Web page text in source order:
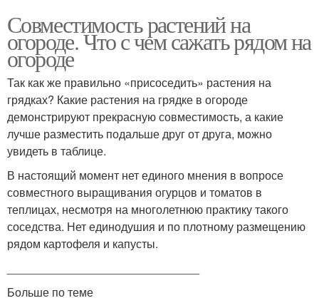
Совместимость растений на
огороде. Что с чем сажать рядом на
огороде
Так как же правильно «присоседить» растения на
грядках? Какие растения на грядке в огороде
демонстрируют прекрасную совместимость, а какие
лучше разместить подальше друг от друга, можно
увидеть в таблице.
В настоящий момент нет единого мнения в вопросе
совместного выращивания огурцов и томатов в
теплицах, несмотря на многолетнюю практику такого
соседства. Нет единодушия и по плотному размещению
рядом картофеля и капусты.
Больше по теме